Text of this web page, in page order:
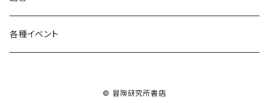
各種イベント
© 冒険研究所書店